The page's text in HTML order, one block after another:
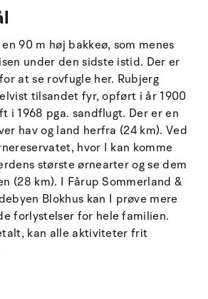
90 m høj bakkeø, som menes
under den sidste istid. Der er
at se rovfugle her. Rubjerg
tilsandet fyr, opført i år 1900
i 1968 pga. sandflugt. Der er en
hav og land herfra (24 km). Ved
hvor I kan komme
største ørnearter og se dem
(28 km). I Fårup Sommerland &
Blokhus kan I prøve mere
forlystelser for hele familien.
kan alle aktiviteter frit